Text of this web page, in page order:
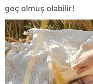
geç olmuş olabilir!